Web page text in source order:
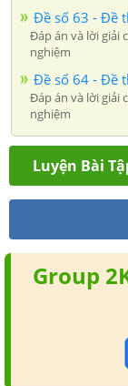
Đề số 63 - Đề
Đáp án và lời giải
nghiệm
Đề số 64 - Đề
Đáp án và lời giải
nghiệm
Luyện Bài
Group